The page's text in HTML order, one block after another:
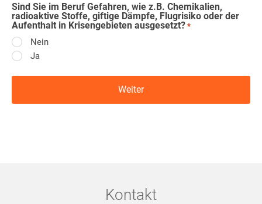
Sind Sie im Beruf Gefahren, wie z.B. Chemikalien,
radioaktive Stoffe, giftige Dämpfe, Flugrisiko oder der
Aufenthalt in Krisengebieten ausgesetzt? *
Nein
Ja
Kontakt